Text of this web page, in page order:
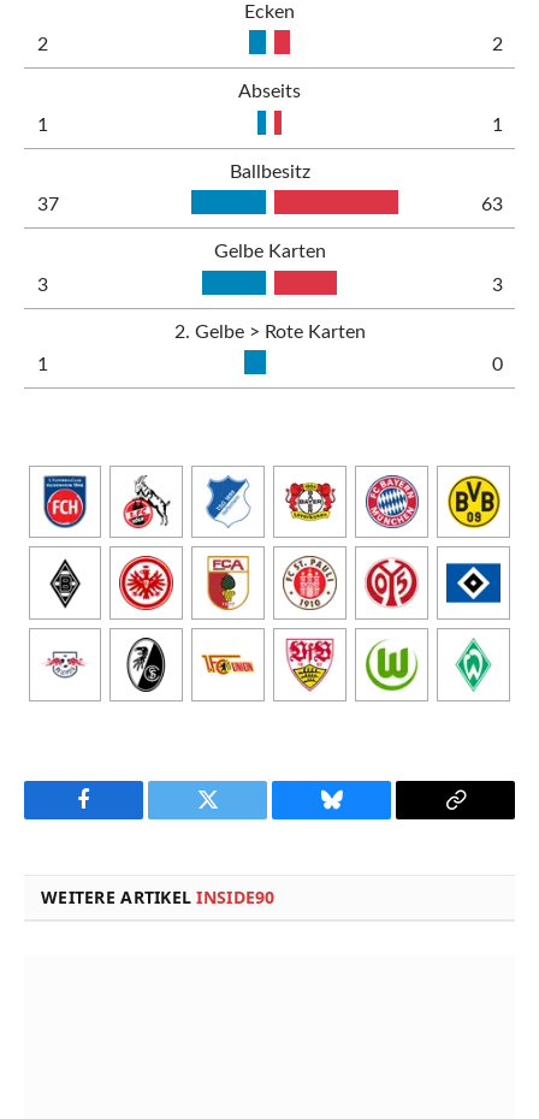
Ecken
2
2
Abseits
1
1
Ballbesitz
37
63
Gelbe Karten
3
3
2. Gelbe > Rote Karten
1
0
Facebook Twitter Bluesky
Copy
WEITERE ARTIKELINSIDE90